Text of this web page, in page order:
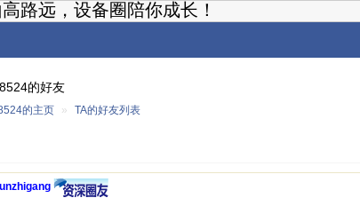
路远，设备圈陪你成长！
的好友
的主页 » TA的好友列表